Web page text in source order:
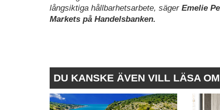
långsiktiga hållbarhetsarbete, säger Emelie
Markets på Handelsbanken.
DU KANSKE ÄVEN VILL LÄSA